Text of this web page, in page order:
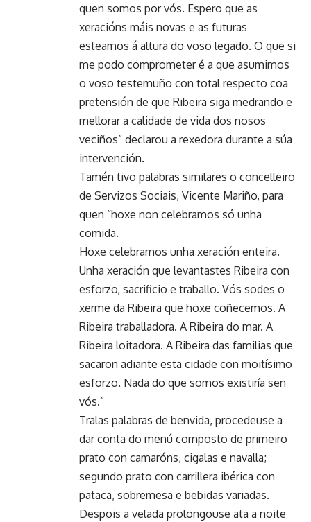
quen somos por vós. Espero que as
xeracións máis novas e as futuras
esteamos á altura do voso legado. O que si
me podo comprometer é a que asumimos
o voso testemuño con total respecto coa
pretensión de que Ribeira siga medrando e
mellorar a calidade de vida dos nosos
veciños” declarou a rexedora durante a súa
intervención.
Tamén tivo palabras similares o concelleiro
de Servizos Sociais, Vicente Mariño, para
quen “hoxe non celebramos só unha
comida.
Hoxe celebramos unha xeración enteira.
Unha xeración que levantastes Ribeira con
esforzo, sacrificio e traballo. Vós sodes o
xerme da Ribeira que hoxe coñecemos. A
Ribeira traballadora. A Ribeira do mar. A
Ribeira loitadora. A Ribeira das familias que
sacaron adiante esta cidade con moitísimo
esforzo. Nada do que somos existiría sen
vós.”
Tralas palabras de benvida, procedeuse a
dar conta do menú composto de primeiro
prato con camaróns, cigalas e navalla;
segundo prato con carrillera ibérica con
pataca, sobremesa e bebidas variadas.
Despois a velada prolongouse ata a noite